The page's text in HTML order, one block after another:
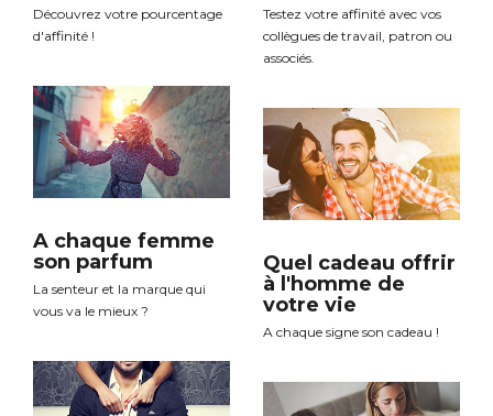
Découvrez votre pourcentage
d'affinité !
A chaque femme
son parfum
La senteur et la marque qui
vous va le mieux ?
Testez votre affinité avec vos
collègues de travail, patron ou
associés.
Quel cadeau offrir
à l'homme de
votre vie
A chaque signe son cadeau !